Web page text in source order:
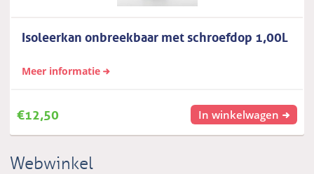
Isoleerkan onbreekbaar met schroefdop 1,00L
Meer informatie
€12,50 In winkelwagen
Webwinkel